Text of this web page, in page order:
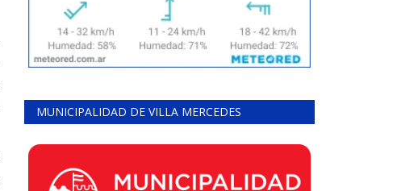
MUNICIPALIDAD DE VILLA MERCEDES